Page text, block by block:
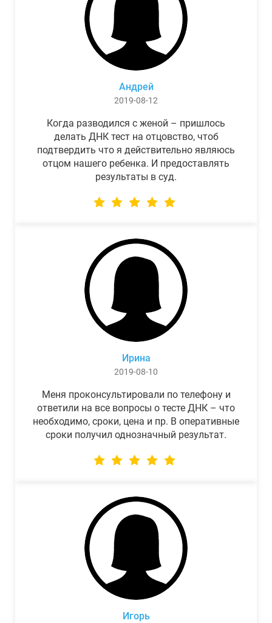
Андрей
2019-08-12
Когда разводился с женой – пришлось
делать ДНК тест на отцовство, чтоб
подтвердить что я действительно являюсь
отцом нашего ребенка. И предоставлять
результаты в суд.
Ирина
2019-08-10
Меня проконсультировали по телефону и
ответили на все вопросы о тесте ДНК – что
необходимо, сроки, цена и пр. В оперативные
сроки получил однозначный результат.
Игорь